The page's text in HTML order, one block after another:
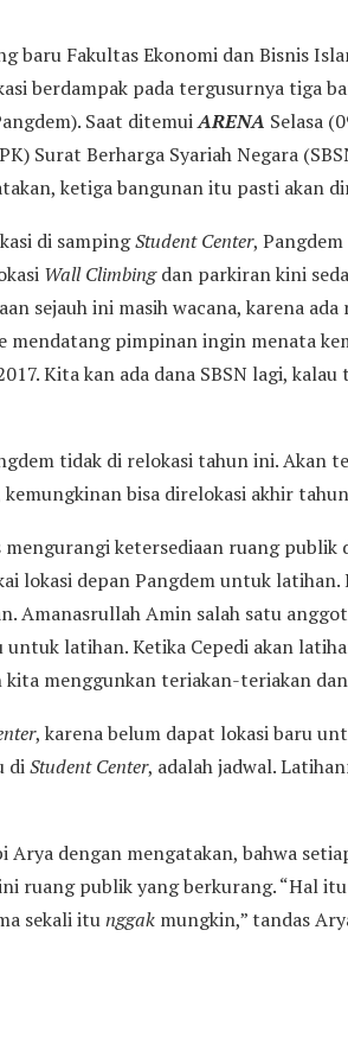
baru Fakultas Ekonomi dan Bisnis
berdampak pada tergusurnya tiga
Saat ditemuiARENA Selasa
Surat Berharga Syariah Negara
ketiga bangunan itu pasti akan
di sampingStudent Center,
Wall Climbingdan parkiran kini
sejauh ini masih wacana, karena
mendatang pimpinan ingin menata
Kita kan ada dana SBSN lagi, kalau
tidak di relokasi tahun ini. Akan
bisa direlokasi akhir
ketersediaan ruang publik
lokasi depan Pangdem untuk
Amanasrullah Amin salah satu
latihan. Ketika Cepedi akan
menggunkan teriakan-teriakan
, karena belum dapat lokasi baru
diStudent Center, adalah jadwal.
dengan mengatakan, bahwa
ruang publik yang berkurang. “Hal
sekali itunggak mungkin,” tandas